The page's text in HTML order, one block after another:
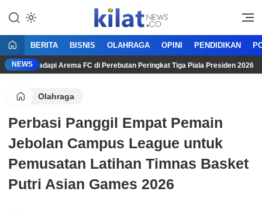
KilatNews.co
Mencerdaskan Anak Bangsa
BERITA BISNIS OLAHRAGA OPINI PENDIDIKAN
NEWS
Hadapi Arema FC di Perebutan Peringkat Tiga Piala Presiden 2026
Olahraga
Perbasi Panggil Empat Pemain
Jebolan Campus League untuk
Pemusatan Latihan Timnas Basket
Putri Asian Games 2026